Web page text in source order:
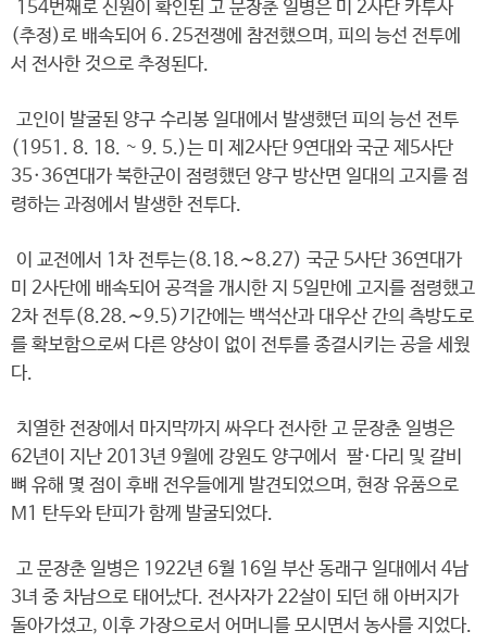
154번째로 신원이 확인된 고 문장춘 일병은 미 2사단 카투사
(추정)로 배속되어 6․25전쟁에 참전했으며, 피의 능선 전투에
서 전사한 것으로 추정된다.
고인이 발굴된 양구 수리봉 일대에서 발생했던 피의 능선 전투
(1951. 8. 18. ~ 9. 5.)는 미 제2사단 9연대와 국군 제5사단
35·36연대가 북한군이 점령했던 양구 방산면 일대의 고지를 점
령하는 과정에서 발생한 전투다.
이 교전에서 1차 전투는(8.18.∼8.27) 국군 5사단 36연대가
미 2사단에 배속되어 공격을 개시한 지 5일만에 고지를 점령했고
2차 전투(8.28.∼9.5)기간에는 백석산과 대우산 간의 측방도로
를 확보함으로써 다른 양상이 없이 전투를 종결시키는 공을 세웠
다.
치열한 전장에서 마지막까지 싸우다 전사한 고 문장춘 일병은
62년이 지난 2013년 9월에 강원도 양구에서 팔·다리 및 갈비
뼈 유해 몇 점이 후배 전우들에게 발견되었으며, 현장 유품으로
M1 탄두와 탄피가 함께 발굴되었다.
고 문장춘 일병은 1922년 6월 16일 부산 동래구 일대에서 4남
3녀 중 차남으로 태어났다. 전사자가 22살이 되던 해 아버지가
돌아가셨고, 이후 가장으로서 어머니를 모시면서 농사를 지었다.